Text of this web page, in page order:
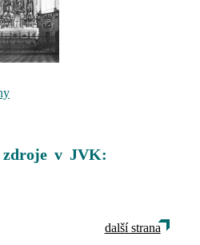
zdroje v JVK:
další strana